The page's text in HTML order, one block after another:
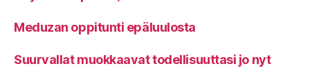
Meduzan oppitunti epäluulosta
Suurvallat muokkaavat todellisuuttasi jo nyt